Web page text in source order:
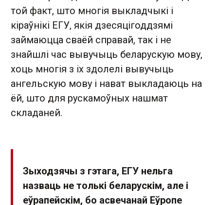
той факт, што многія выкладчыкі і
кіраўнікі ЕГУ, якія дзесяцігоддзямі
займаюцца сваёй справай, так і не
знайшлі час вывучыць беларускую мову,
хоць многія з іх здолелі вывучыць
ангельскую мову і нават выкладаюць на
ёй, што для рускамоўных нашмат
складаней.
Зыходзячы з гэтага, ЕГУ нельга
назваць не толькі беларускім, але і
еўрапейскім, бо асвечанай Еўропе